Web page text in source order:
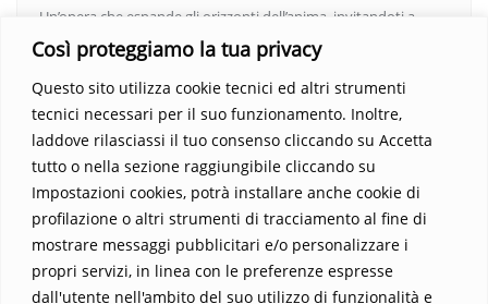
Così proteggiamo la tua privacy
Questo sito utilizza cookie tecnici ed altri strumenti
tecnici necessari per il suo funzionamento. Inoltre,
laddove rilasciassi il tuo consenso cliccando su Accetta
tutto o nella sezione raggiungibile cliccando su
Impostazioni cookies, potrà installare anche cookie di
profilazione o altri strumenti di tracciamento al fine di
mostrare messaggi pubblicitari e/o personalizzare i
propri servizi, in linea con le preferenze espresse
dall'utente nell'ambito del suo utilizzo di funzionalità e
Un’opera che espande gli orizzonti dell’anima, invitandoti a
vedere oltre i confini del conosciuto. Scopri un mondo in cui
indimenticabile.Non perdere l’occasione di immergerti in
questo viaggio straordinario. Acquista il libro e lascia che la
Parola trasformi la tua vita